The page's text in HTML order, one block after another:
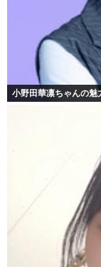
小野田華凛ちゃんの魅